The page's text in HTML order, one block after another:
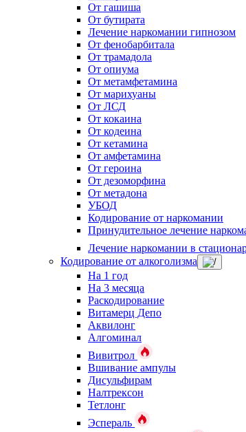
От гашиша
От бутирата
Лечение наркомании гипнозом
От фенобарбитала
От трамадола
От опиума
От метамфетамина
От марихуаны
От ЛСД
От кокаина
От кодеина
От кетамина
От амфетамина
От героина
От дезоморфина
От метадона
УБОД
Кодирование от наркомании
Принудительное лечение
Лечение наркомании в
Кодирование от алкоголизма
На 1 год
На 3 месяца
Раскодирование
Витамерц Депо
Аквилонг
Алгоминал
Вивитрол
Вшивание ампулы
Дисульфирам
Налтрексон
Тетлонг
Эспераль